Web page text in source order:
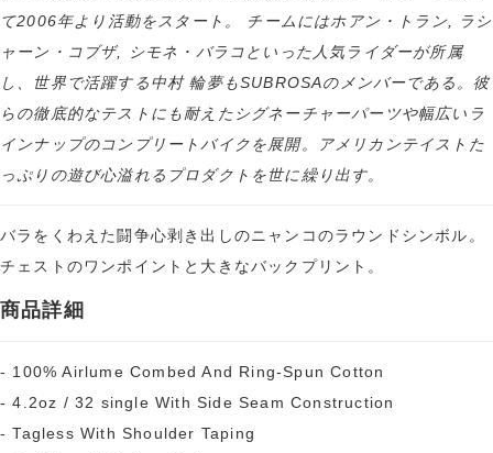
て2006年より活動をスタート。 チームにはホアン・トラン, ラシ
ャーン・コブザ, シモネ・バラコといった人気ライダーが所属
し、世界で活躍する中村 輪夢もSUBROSAのメンバーである。彼
らの徹底的なテストにも耐えたシグネーチャーパーツや幅広いラ
インナップのコンプリートバイクを展開。アメリカンテイストた
っぷりの遊び心溢れるプロダクトを世に繰り出す。
バラをくわえた闘争心剥き出しのニャンコのラウンドシンボル。
チェストのワンポイントと大きなバックプリント。
商品詳細
- 100% Airlume Combed And Ring-Spun Cotton
- 4.2oz / 32 single With Side Seam Construction
- Tagless With Shoulder Taping